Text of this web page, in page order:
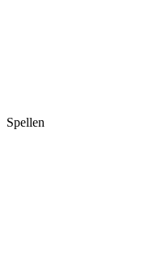
Spellen